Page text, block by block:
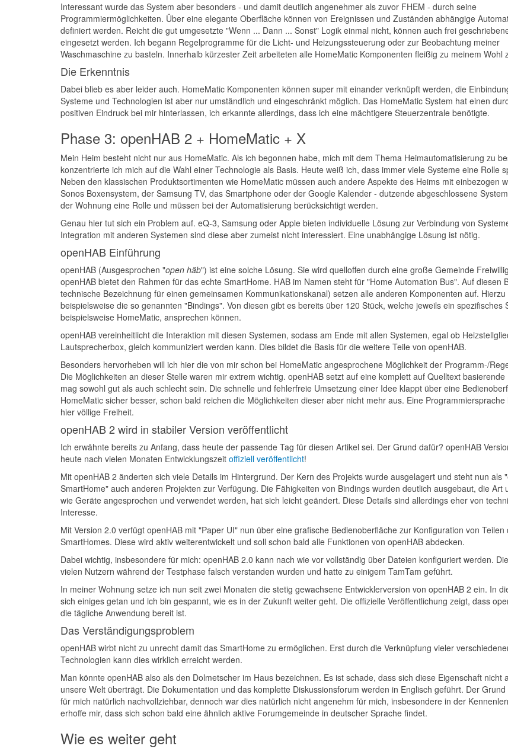
Interessant wurde das System aber besonders - und damit deutlich angenehmer als zuvor FHEM - durch seine
Programmiermöglichkeiten. Über eine elegante Oberfläche können von Ereignissen und Zuständen abhängige
definiert werden. Reicht die gut umgesetzte "Wenn ... Dann ... Sonst" Logik einmal nicht, können auch frei
eingesetzt werden. Ich begann Regelprogramme für die Licht- und Heizungssteuerung oder zur Beobachtung meiner
Waschmaschine zu basteln. Innerhalb kürzester Zeit arbeiteten alle HomeMatic Komponenten fleißig zu meinem Wohl
Die Erkenntnis
Dabei blieb es aber leider auch. HomeMatic Komponenten können super mit einander verknüpft werden, die
Systeme und Technologien ist aber nur umständlich und eingeschränkt möglich. Das HomeMatic System hat einen
positiven Eindruck bei mir hinterlassen, ich erkannte allerdings, dass ich eine mächtigere Steuerzentrale benötigte.
Phase 3: openHAB 2 + HomeMatic + X
Mein Heim besteht nicht nur aus HomeMatic. Als ich begonnen habe, mich mit dem Thema Heimautomatisierung zu
konzentrierte ich mich auf die Wahl einer Technologie als Basis. Heute weiß ich, dass immer viele Systeme eine Rolle
Neben den klassischen Produktsortimenten wie HomeMatic müssen auch andere Aspekte des Heims mit einbezogen
Sonos Boxensystem, der Samsung TV, das Smartphone oder der Google Kalender - dutzende abgeschlossene
der Wohnung eine Rolle und müssen bei der Automatisierung berücksichtigt werden.
Genau hier tut sich ein Problem auf. eQ-3, Samsung oder Apple bieten individuelle Lösung zur Verbindung von
Integration mit anderen Systemen sind diese aber zumeist nicht interessiert. Eine unabhängige Lösung ist nötig.
openHAB Einführung
openHAB (Ausgesprochen "open häb") ist eine solche Lösung. Sie wird quelloffen durch eine große Gemeinde
openHAB bietet den Rahmen für das echte SmartHome. HAB im Namen steht für "Home Automation Bus". Auf diesen
technische Bezeichnung für einen gemeinsamen Kommunikationskanal) setzen alle anderen Komponenten auf. Hierzu
beispielsweise die so genannten "Bindings". Von diesen gibt es bereits über 120 Stück, welche jeweils ein spezifisches
beispielsweise HomeMatic, ansprechen können.
openHAB vereinheitlicht die Interaktion mit diesen Systemen, sodass am Ende mit allen Systemen, egal ob
Lautsprecherbox, gleich kommuniziert werden kann. Dies bildet die Basis für die weitere Teile von openHAB.
Besonders hervorheben will ich hier die von mir schon bei HomeMatic angesprochene Möglichkeit der Programm-/
Die Möglichkeiten an dieser Stelle waren mir extrem wichtig. openHAB setzt auf eine komplett auf Quelltext
mag sowohl gut als auch schlecht sein. Die schnelle und fehlerfreie Umsetzung einer Idee klappt über eine
HomeMatic sicher besser, schon bald reichen die Möglichkeiten dieser aber nicht mehr aus. Eine Programmiersprache
hier völlige Freiheit.
openHAB 2 wird in stabiler Version veröffentlicht
Ich erwähnte bereits zu Anfang, dass heute der passende Tag für diesen Artikel sei. Der Grund dafür? openHAB
heute nach vielen Monaten Entwicklungszeit offiziell veröffentlicht!
Mit openHAB 2 änderten sich viele Details im Hintergrund. Der Kern des Projekts wurde ausgelagert und steht nun als
SmartHome" auch anderen Projekten zur Verfügung. Die Fähigkeiten von Bindings wurden deutlich ausgebaut, die Art
wie Geräte angesprochen und verwendet werden, hat sich leicht geändert. Diese Details sind allerdings eher von
Interesse.
Mit Version 2.0 verfügt openHAB mit "Paper UI" nun über eine grafische Bedienoberfläche zur Konfiguration von Teilen
SmartHomes. Diese wird aktiv weiterentwickelt und soll schon bald alle Funktionen von openHAB abdecken.
Dabei wichtig, insbesondere für mich: openHAB 2.0 kann nach wie vor vollständig über Dateien konfiguriert werden.
vielen Nutzern während der Testphase falsch verstanden wurden und hatte zu einigem TamTam geführt.
In meiner Wohnung setze ich nun seit zwei Monaten die stetig gewachsene Entwicklerversion von openHAB 2 ein. In
sich einiges getan und ich bin gespannt, wie es in der Zukunft weiter geht. Die offizielle Veröffentlichung zeigt, dass
die tägliche Anwendung bereit ist.
Das Verständigungsproblem
openHAB wirbt nicht zu unrecht damit das SmartHome zu ermöglichen. Erst durch die Verknüpfung vieler
Technologien kann dies wirklich erreicht werden.
Man könnte openHAB also als den Dolmetscher im Haus bezeichnen. Es ist schade, dass sich diese Eigenschaft nicht
unsere Welt überträgt. Die Dokumentation und das komplette Diskussionsforum werden in Englisch geführt. Der
für mich natürlich nachvollziehbar, dennoch war dies natürlich nicht angenehm für mich, insbesondere in der
erhoffe mir, dass sich schon bald eine ähnlich aktive Forumgemeinde in deutscher Sprache findet.
Wie es weiter geht